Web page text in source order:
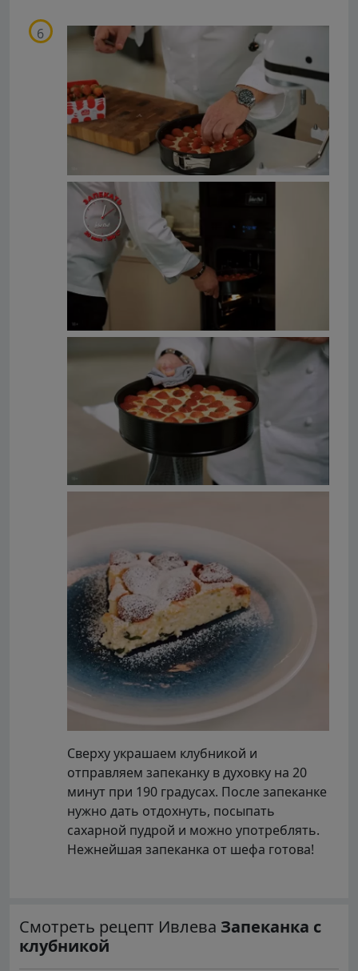
Сверху украшаем клубникой и
отправляем запеканку в духовку на 20
минут при 190 градусах. После запеканке
нужно дать отдохнуть, посыпать
сахарной пудрой и можно употреблять.
Нежнейшая запеканка от шефа готова!
Смотреть рецепт Ивлева Запеканка с
клубникой